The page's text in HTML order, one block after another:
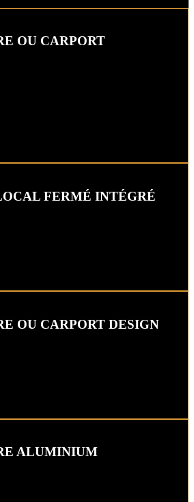
OU CARPORT
FERMÉ INTÉGRÉ
OU CARPORT DESIGN
ALUMINIUM